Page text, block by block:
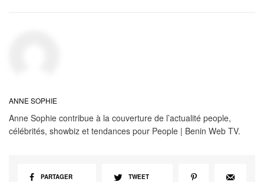
ANNE SOPHIE
Anne Sophie contribue à la couverture de l’actualité people,
célébrités, showbiz et tendances pour People | Benin Web TV.
PARTAGER TWEET